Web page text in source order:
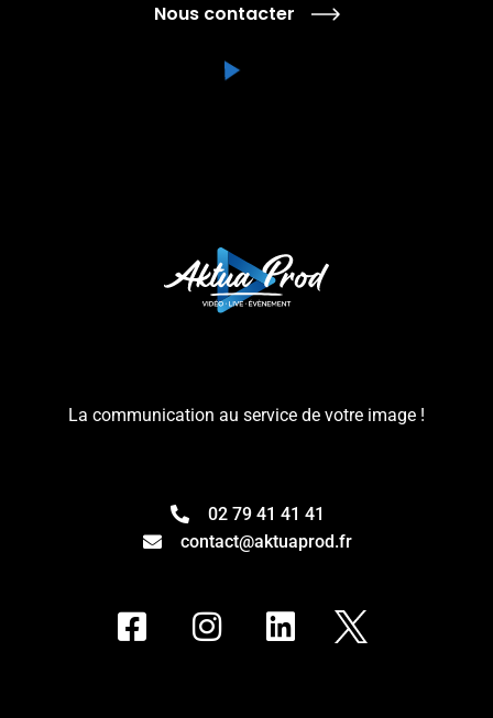
Nous contacter
La communication au service de votre image !
02 79 41 41 41
contact@aktuaprod.fr